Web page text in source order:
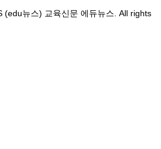
뉴스) 교육신문 에듀뉴스. All rights